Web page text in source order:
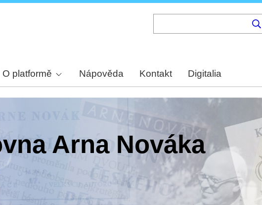
O platformě Nápověda Kontakt Digitalia
Arna Nováka